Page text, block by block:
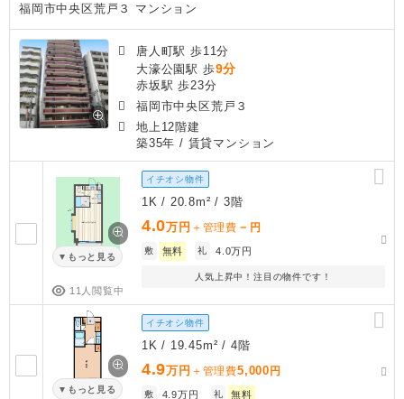
福岡市中央区荒戸３ マンション
唐人町駅 歩11分
大濠公園駅 歩9分
赤坂駅 歩23分
福岡市中央区荒戸３
地上12階建
築35年 / 賃貸マンション
もっと見る
11人閲覧中
イチオシ物件
1K / 20.8m² / 3階
4.0万円 ＋管理費 － 円
敷 無料 礼 4.0万円
人気上昇中！注目の物件です！
もっと見る
イチオシ物件
1K / 19.45m² / 4階
4.9万円 ＋管理費5,000 円
敷 4.9万円 礼 無料